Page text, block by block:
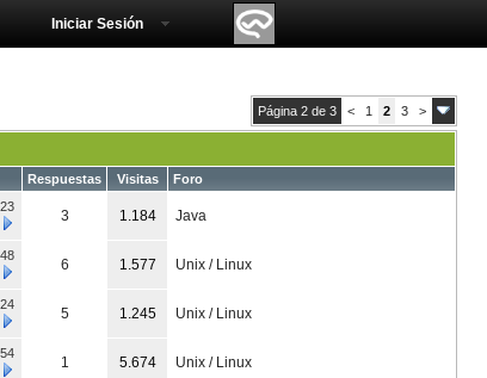
Iniciar Sesión
Página 2 de 3 < 1 2 3 >
Respuestas Visitas Foro
3 1.184 Java
6 1.577 Unix / Linux
5 1.245 Unix / Linux
1 5.674 Unix / Linux